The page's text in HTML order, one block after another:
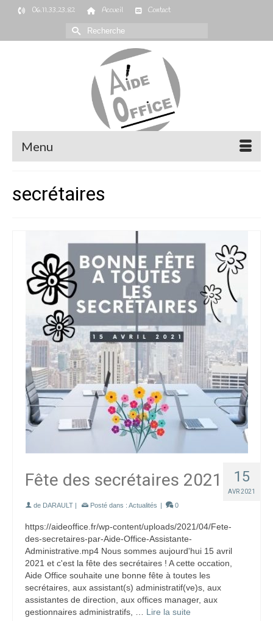
06.11.33.23.82 Accueil
Contact
Rechercher :
Menu
secrétaires
15
AVR 2021
Fête des secrétaires 2021
de DARAULT | Posté dans : Actualités | 0
https://aideoffice.fr/wp-content/uploads/2021/04/Fete-
des-secretaires-par-Aide-Office-Assistante-
Administrative.mp4 Nous sommes aujourd'hui 15 avril
2021 et c'est la fête des secrétaires ! A cette occation,
Aide Office souhaite une bonne fête à toutes les
secrétaires, aux assistant(s) administratif(ve)s, aux
assistantes de direction, aux offices manager, aux
gestionnaires administratifs, … Lire la suite